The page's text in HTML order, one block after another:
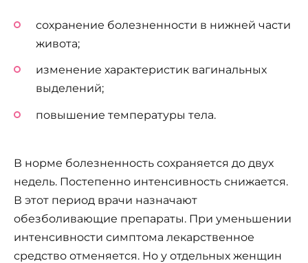
сохранение болезненности в нижней части
живота;
изменение характеристик вагинальных
выделений;
повышение температуры тела.
В норме болезненность сохраняется до двух
недель. Постепенно интенсивность снижается.
В этот период врачи назначают
обезболивающие препараты. При уменьшении
интенсивности симптома лекарственное
средство отменяется. Но у отдельных женщин